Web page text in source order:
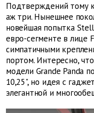
Подтверждений тому
аж три. Нынешнее
новейшая попытка
евро-сегменте в лице
симпатичными
портом. Интересно,
модели Grande Panda
10,25", но идея с
элегантной и